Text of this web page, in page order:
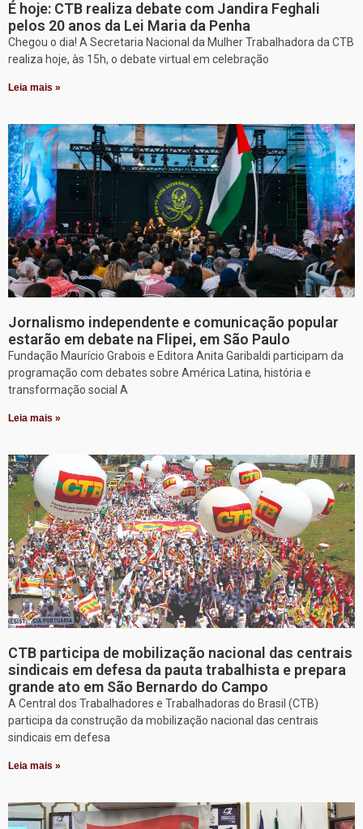
É hoje: CTB realiza debate com Jandira Feghali
pelos 20 anos da Lei Maria da Penha
Chegou o dia! A Secretaria Nacional da Mulher Trabalhadora da CTB
realiza hoje, às 15h, o debate virtual em celebração
Leia mais »
Jornalismo independente e comunicação popular
estarão em debate na Flipei, em São Paulo
Fundação Maurício Grabois e Editora Anita Garibaldi participam da
programação com debates sobre América Latina, história e
transformação social A
Leia mais »
CTB participa de mobilização nacional das centrais
sindicais em defesa da pauta trabalhista e prepara
grande ato em São Bernardo do Campo
A Central dos Trabalhadores e Trabalhadoras do Brasil (CTB)
participa da construção da mobilização nacional das centrais
sindicais em defesa
Leia mais »